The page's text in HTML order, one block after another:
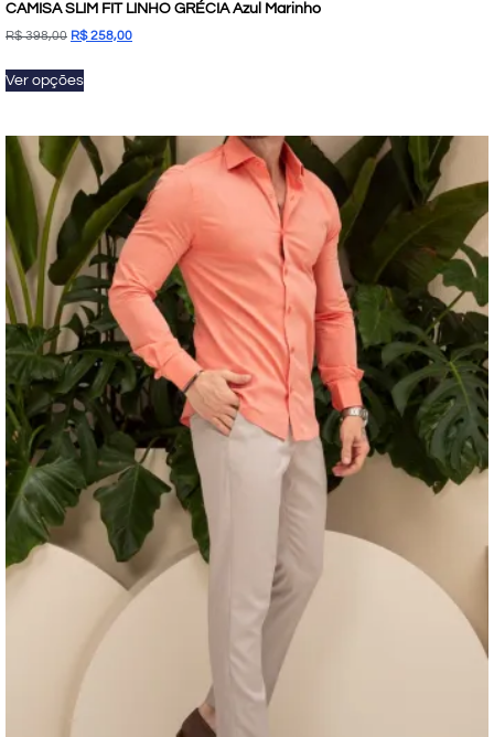
CAMISA SLIM FIT LINHO GRÉCIA Azul Marinho
R$398,00 R$258,00
Ver opções